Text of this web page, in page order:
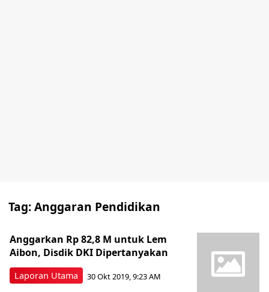
Tag:Anggaran Pendidikan
Laporan Utama
Anggarkan Rp 82,8 M untuk Lem
Aibon, Disdik DKI Dipertanyakan
30 Okt 2019, 9:23 AM